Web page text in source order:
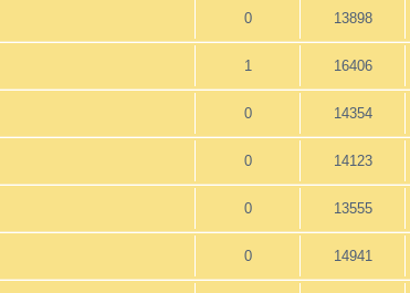
0 13898
1 16406
0 14354
0 14123
0 13555
0 14941